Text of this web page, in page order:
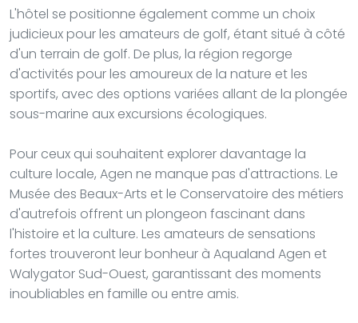
L'hôtel se positionne également comme un choix
judicieux pour les amateurs de golf, étant situé à côté
d'un terrain de golf. De plus, la région regorge
d'activités pour les amoureux de la nature et les
sportifs, avec des options variées allant de la plongée
sous-marine aux excursions écologiques.
Pour ceux qui souhaitent explorer davantage la
culture locale, Agen ne manque pas d'attractions. Le
Musée des Beaux-Arts et le Conservatoire des métiers
d'autrefois offrent un plongeon fascinant dans
l'histoire et la culture. Les amateurs de sensations
fortes trouveront leur bonheur à Aqualand Agen et
Walygator Sud-Ouest, garantissant des moments
inoubliables en famille ou entre amis.